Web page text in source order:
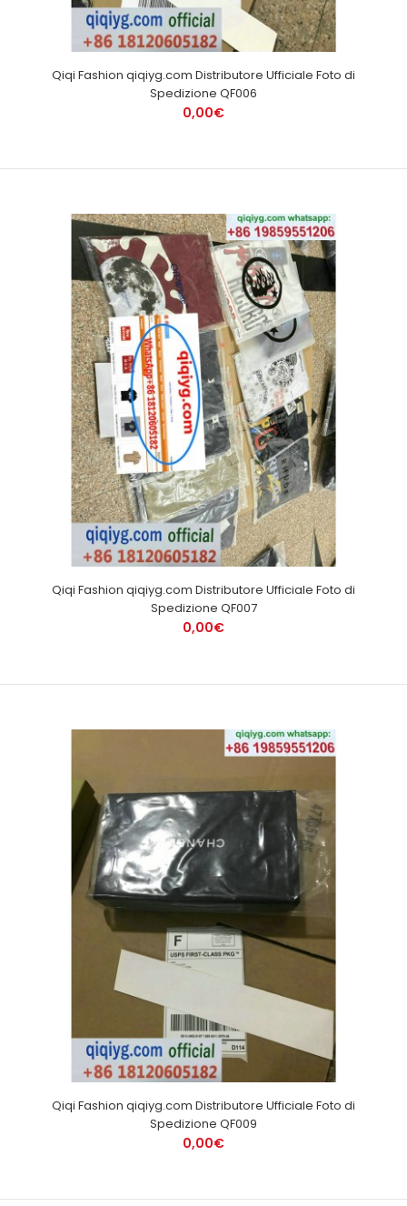
Qiqi Fashion qiqiyg.com Distributore Ufficiale Foto di
Spedizione QF006
0,00€
Qiqi Fashion qiqiyg.com Distributore Ufficiale Foto di
Spedizione QF007
0,00€
Qiqi Fashion qiqiyg.com Distributore Ufficiale Foto di
Spedizione QF009
0,00€